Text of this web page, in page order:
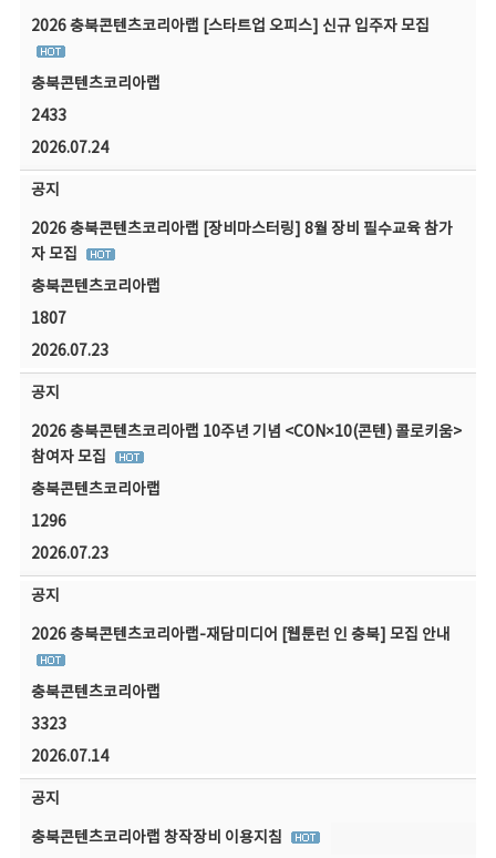
2026 충북콘텐츠코리아랩 [스타트업 오피스] 신규 입주자 모집
충북콘텐츠코리아랩
2433
2026.07.24
공지
2026 충북콘텐츠코리아랩 [장비마스터링] 8월 장비 필수교육 참가
자 모집
충북콘텐츠코리아랩
1807
2026.07.23
공지
2026 충북콘텐츠코리아랩 10주년 기념 <CON×10(콘텐) 콜로키움>
참여자 모집
충북콘텐츠코리아랩
1296
2026.07.23
공지
2026 충북콘텐츠코리아랩-재담미디어 [웹툰런 인 충북] 모집 안내
충북콘텐츠코리아랩
3323
2026.07.14
공지
충북콘텐츠코리아랩 창작장비 이용지침